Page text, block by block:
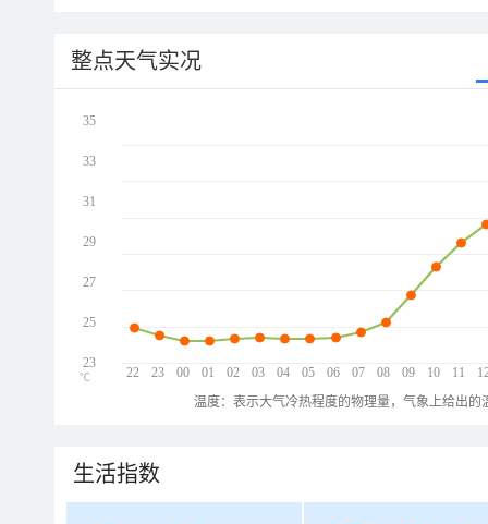
整点天气实况
22 23 00 01 02 03 04 05 06 07 08 09 10 11
35
33
31
29
27
25
23
℃
温度：表示大气冷热程度的物理量，气象上给出
生活指数